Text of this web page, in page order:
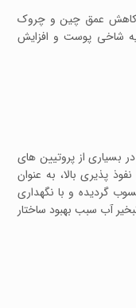
کاهش عمق چین و چروک
شاخی پوست و افزایش
بسیاری از پروتیین های
پذیری بالا، به عنوان
گردیده و با نگهداری
آب سبب بهبود ساختار